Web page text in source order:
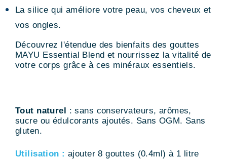
La silice qui améliore votre peau, vos cheveux et
vos ongles.
Découvrez l'étendue des bienfaits des gouttes
MAYU Essential Blend et nourrissez la vitalité de
votre corps grâce à ces minéraux essentiels.
Tout naturel : sans conservateurs, arômes,
sucre ou édulcorants ajoutés. Sans OGM. Sans
gluten.
Utilisation : ajouter 8 gouttes (0.4ml) à 1 litre